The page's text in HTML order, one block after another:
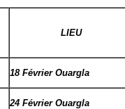
LIEU
18 Février Ouargla
24 Février Ouargla